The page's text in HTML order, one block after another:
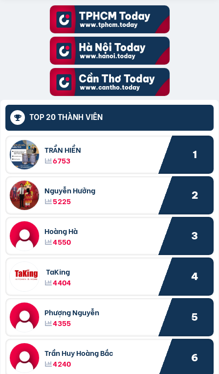
TOP 20 THÀNH VIÊN
TRẦN HIỀN
6753
1
Nguyễn Hưởng
5225
2
Hoàng Hà
4550
3
TaKing
4404
4
Phượng Nguyễn
4355
5
Trần Huy Hoàng Bắc
4240
6